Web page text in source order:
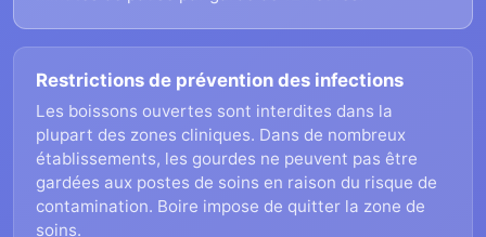
Restrictions de prévention des infections
Les boissons ouvertes sont interdites dans la
plupart des zones cliniques. Dans de nombreux
établissements, les gourdes ne peuvent pas être
gardées aux postes de soins en raison du risque de
contamination. Boire impose de quitter la zone de
soins.